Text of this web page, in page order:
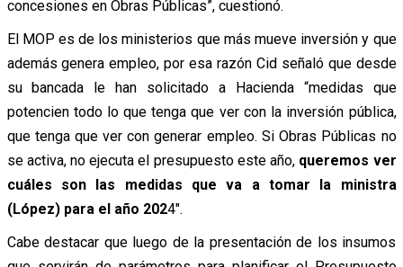
concesiones en Obras Públicas”, cuestionó.
El MOP es de los ministerios que más mueve inversión y que
además genera empleo, por esa razón Cid señaló que desde
su bancada le han solicitado a Hacienda “medidas que
potencien todo lo que tenga que ver con la inversión pública,
que tenga que ver con generar empleo. Si Obras Públicas no
se activa, no ejecuta el presupuesto este año, queremos ver
cuáles son las medidas que va a tomar la ministra
(López) para el año 2024″.
Cabe destacar que luego de la presentación de los insumos